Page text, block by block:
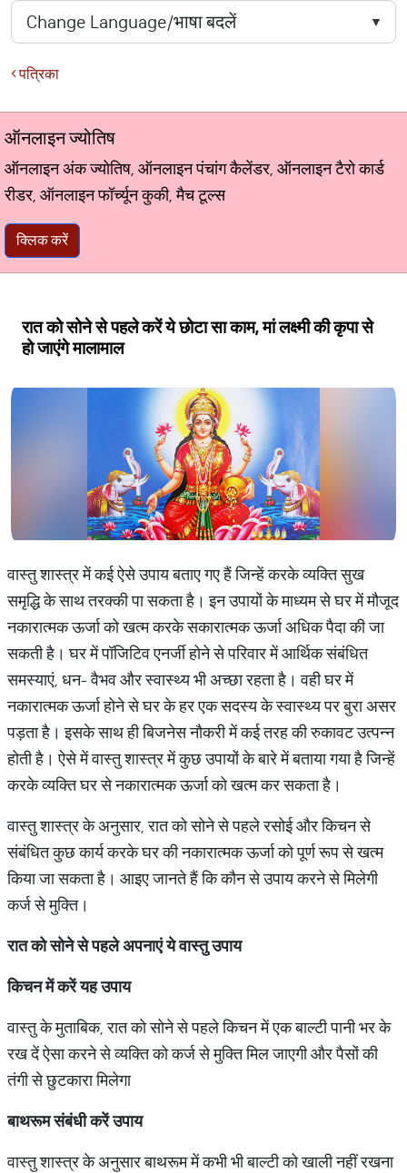
पत्रिका
ऑनलाइन ज्योतिष
ऑनलाइन अंक ज्योतिष, ऑनलाइन पंचांग कैलेंडर, ऑनलाइन टैरो कार्ड
रीडर, ऑनलाइन फॉर्च्यून कुकी, मैच टूल्स
क्लिक करें
रात को सोने से पहले करें ये छोटा सा काम, मां लक्ष्मी की कृपा से
हो जाएंगे मालामाल
वास्तु शास्त्र में कई ऐसे उपाय बताए गए हैं जिन्हें करके व्यक्ति सुख
समृद्धि के साथ तरक्की पा सकता है। इन उपायों के माध्यम से घर में मौजूद
नकारात्मक ऊर्जा को खत्म करके सकारात्मक ऊर्जा अधिक पैदा की जा
सकती है। घर में पॉजिटिव एनर्जी होने से परिवार में आर्थिक संबंधित
समस्याएं, धन- वैभव और स्वास्थ्य भी अच्छा रहता है। वही घर में
नकारात्मक ऊर्जा होने से घर के हर एक सदस्य के स्वास्थ्य पर बुरा असर
पड़ता है। इसके साथ ही बिजनेस नौकरी में कई तरह की रुकावट उत्पन्न
होती है। ऐसे में वास्तु शास्त्र में कुछ उपायों के बारे में बताया गया है जिन्हें
करके व्यक्ति घर से नकारात्मक ऊर्जा को खत्म कर सकता है।
वास्तु शास्त्र के अनुसार, रात को सोने से पहले रसोई और किचन से
संबंधित कुछ कार्य करके घर की नकारात्मक ऊर्जा को पूर्ण रूप से खत्म
किया जा सकता है। आइए जानते हैं कि कौन से उपाय करने से मिलेगी
कर्ज से मुक्ति।
रात को सोने से पहले अपनाएं ये वास्तु उपाय
किचन में करें यह उपाय
वास्तु के मुताबिक, रात को सोने से पहले किचन में एक बाल्टी पानी भर के
रख दें ऐसा करने से व्यक्ति को कर्ज से मुक्ति मिल जाएगी और पैसों की
तंगी से छुटकारा मिलेगा
बाथरूम संबंधी करें उपाय
वास्तु शास्त्र के अनुसार बाथरूम में कभी भी बाल्टी को खाली नहीं रखना